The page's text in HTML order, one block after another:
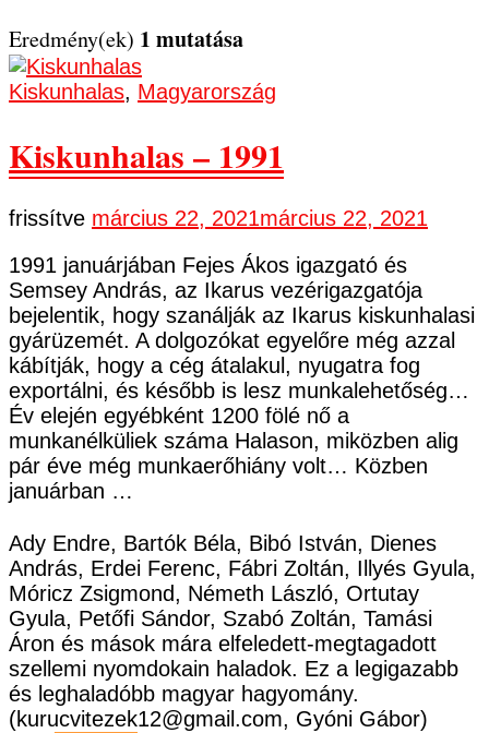
Eredmény(ek) 1 mutatása
Kiskunhalas, Magyarország
Kiskunhalas – 1991
frissítve március 22, 2021március 22, 2021
1991 januárjában Fejes Ákos igazgató és
Semsey András, az Ikarus vezérigazgatója
bejelentik, hogy szanálják az Ikarus kiskunhalasi
gyárüzemét. A dolgozókat egyelőre még azzal
kábítják, hogy a cég átalakul, nyugatra fog
exportálni, és később is lesz munkalehetőség…
Év elején egyébként 1200 fölé nő a
munkanélküliek száma Halason, miközben alig
pár éve még munkaerőhiány volt… Közben
januárban …
Ady Endre, Bartók Béla, Bibó István, Dienes
András, Erdei Ferenc, Fábri Zoltán, Illyés Gyula,
Móricz Zsigmond, Németh László, Ortutay
Gyula, Petőfi Sándor, Szabó Zoltán, Tamási
Áron és mások mára elfeledett-megtagadott
szellemi nyomdokain haladok. Ez a legigazabb
és leghaladóbb magyar hagyomány.
(kurucvitezek12@gmail.com, Gyóni Gábor)